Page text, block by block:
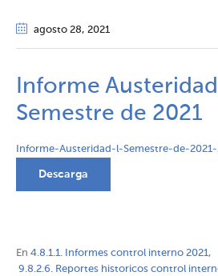
agosto 28, 2021
Informe
Semestre de 2021
Informe-Austeridad-l-Semestre-de-
Descarga
En 4.8.1.1. Informes control interno 2021,
9.8.2.6. Reportes historicos control